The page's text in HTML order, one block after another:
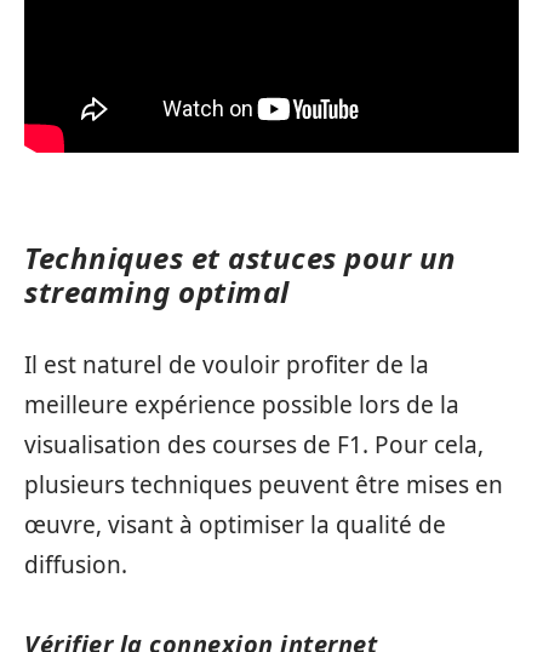
Techniques et astuces pour un
streaming optimal
Il est naturel de vouloir profiter de la
meilleure expérience possible lors de la
visualisation des courses de F1. Pour cela,
plusieurs techniques peuvent être mises en
œuvre, visant à optimiser la qualité de
diffusion.
Vérifier la connexion internet